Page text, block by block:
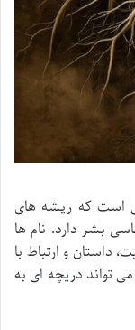
است که ریشه های
بشر دارد. نام ها
داستان و ارتباط با
تواند دریچه ای به